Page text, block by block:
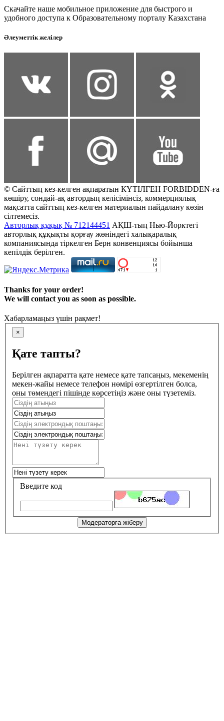
Скачайте наше мобильное приложение для быстрого и
удобного доступа к Образовательному порталу Казахстана
Әлеуметтік желілер
© Сайттың кез-келген ақпаратын КҮТІЛГЕН FORBIDDEN-ға
көшіру, сондай-ақ автордың келісімінсіз, коммерциялық
мақсатта сайттың кез-келген материалын пайдалану көзін
сілтемесіз.
Авторлық құқық № 712144451 АҚШ-тың Нью-Йорктегі
авторлық құқықты қорғау жөніндегі халықаралық
компаниясында тіркелген Берн конвенциясы бойынша
кепілдік берілген.
Thanks for your order!
We will contact you as soon as possible.
Хабарламаңыз үшін рақмет!
×
Қате тапты?
Берілген ақпаратта қате немесе қате тапсаңыз, мекеменің
мекен-жайы немесе телефон нөмірі өзгертілген болса,
оны төмендегі пішінде көрсетіңіз және оны түзетеміз.
Введите код
Модераторға жіберу